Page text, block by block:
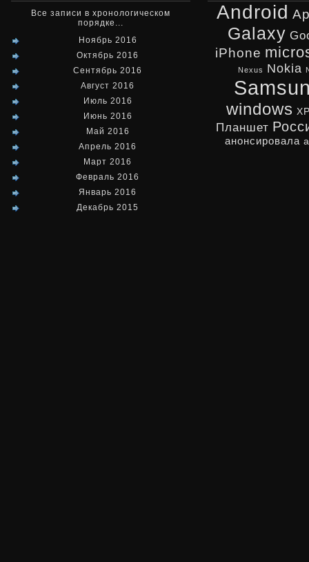
Все записи в хронологическом
порядке...
Ноябрь 2016
Октябрь 2016
Сентябрь 2016
Август 2016
Июль 2016
Июнь 2016
Май 2016
Апрель 2016
Март 2016
Февраль 2016
Январь 2016
Декабрь 2015
Android
Galaxy
iPhone
Nexus Nokia
windows
Планшет
анонсировала